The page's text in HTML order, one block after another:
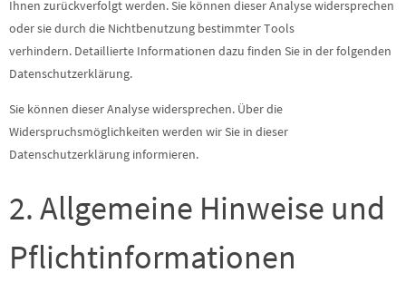
Ihnen zurückverfolgt werden. Sie können dieser Analyse widersprechen
oder sie durch die Nichtbenutzung bestimmter Tools
verhindern. Detaillierte Informationen dazu finden Sie in der folgenden
Datenschutzerklärung.
Sie können dieser Analyse widersprechen. Über die
Widerspruchsmöglichkeiten werden wir Sie in dieser
Datenschutzerklärung informieren.
2. Allgemeine Hinweise und
Pflichtinformationen